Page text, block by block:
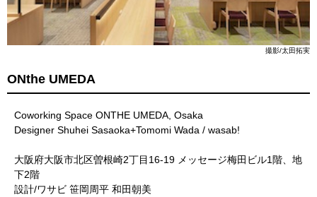
撮影/太田拓実
ONthe UMEDA
Coworking Space ONTHE UMEDA, Osaka
Designer Shuhei Sasaoka+Tomomi Wada / wasab!
大阪府大阪市北区曽根崎2丁目16-19 メッセージ梅田ビル1階、地
下2階
設計/ワサビ 笹岡周平 和田朝美